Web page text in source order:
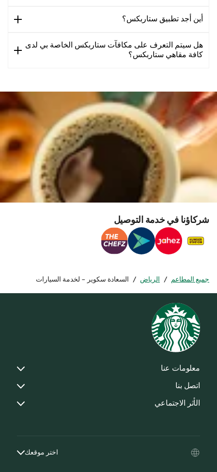
أين أجد تطبيق ستاربكس؟
هل سيتم التعرف على مكافآت ستاربكس الخاصة بي لدى
كافة مقاهي ستاربكس؟
شركاؤنا في خدمة التوصيل
جميع المطاعم / الرياض / السعادة سكوير - لخدمة السيارات
معلومات عنا
اتصل بنا
الأثر الاجتماعي
اختر موقعك